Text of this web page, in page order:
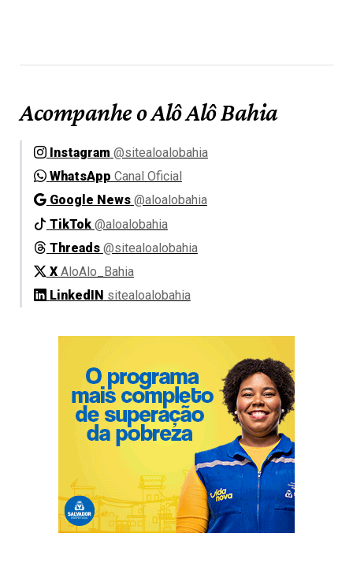
Acompanhe o Alô Alô Bahia
Instagram @sitealoalobahia
WhatsApp Canal Oficial
Google News @aloalobahia
TikTok @aloalobahia
Threads @sitealoalobahia
X AloAlo_Bahia
LinkedIN sitealoalobahia